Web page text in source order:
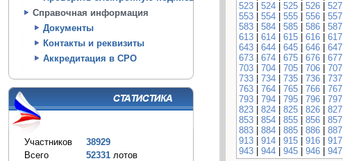
Справочная информация
Документы
Контакты и реквизиты
Аккредитация в СРО
Участников
38929
Всего
52331 лотов
523 | 524 | 525 | 526 | 527
553 | 554 | 555 | 556 | 557
583 | 584 | 585 | 586 | 587
613 | 614 | 615 | 616 | 617
643 | 644 | 645 | 646 | 647
673 | 674 | 675 | 676 | 677
703 | 704 | 705 | 706 | 707
733 | 734 | 735 | 736 | 737
763 | 764 | 765 | 766 | 767
793 | 794 | 795 | 796 | 797
823 | 824 | 825 | 826 | 827
853 | 854 | 855 | 856 | 857
883 | 884 | 885 | 886 | 887
913 | 914 | 915 | 916 | 917
943 | 944 | 945 | 946 | 947